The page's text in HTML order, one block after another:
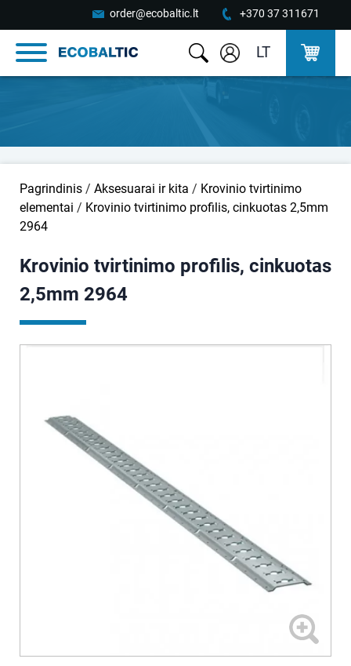
order@ecobaltic.lt +370 37 311671
LT
Pagrindinis / Aksesuarai ir kita / Krovinio tvirtinimo
elementai / Krovinio tvirtinimo profilis, cinkuotas 2,5mm
2964
Krovinio tvirtinimo profilis, cinkuotas
2,5mm 2964